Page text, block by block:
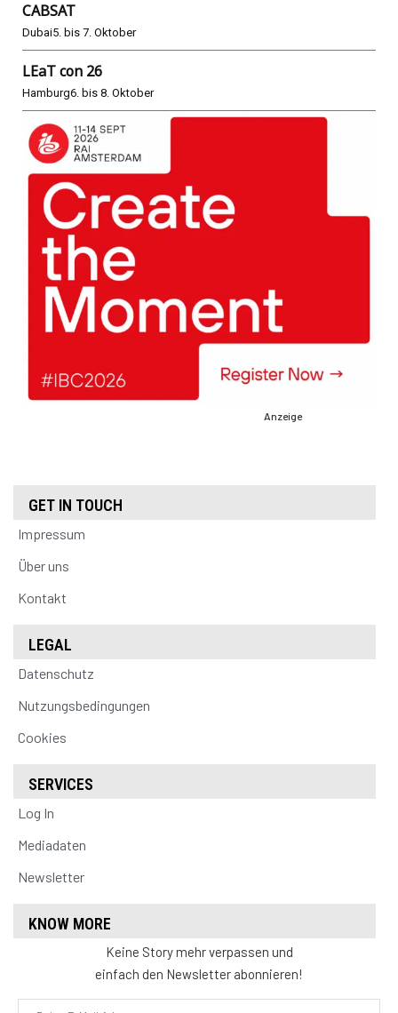
CABSAT
Dubai5. bis 7. Oktober
LEaT con 26
Hamburg6. bis 8. Oktober
Anzeige
GET IN TOUCH
Impressum
Über uns
Kontakt
LEGAL
Datenschutz
Nutzungsbedingungen
Cookies
SERVICES
Log In
Mediadaten
Newsletter
KNOW MORE
Keine Story mehr verpassen und
einfach den Newsletter abonnieren!